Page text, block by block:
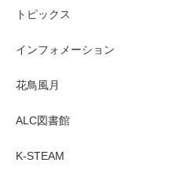
トピックス
インフォメーション
花鳥風月
ALC図書館
K-STEAM